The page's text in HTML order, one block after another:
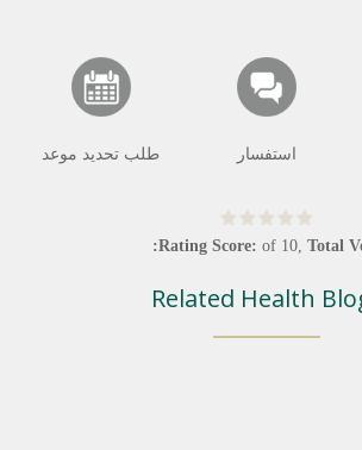
استفسار طلب تحديد موعد
Rating Score: of 10, Total
Related Health